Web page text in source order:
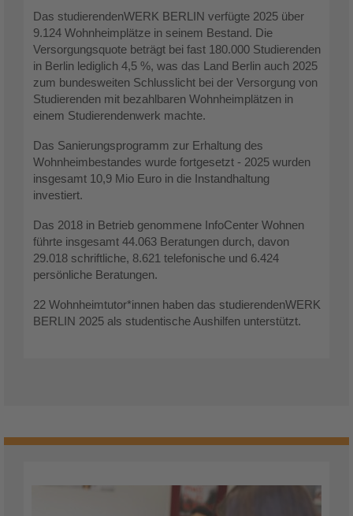
Das studierendenWERK BERLIN verfügte 2025 über
9.124 Wohnheimplätze in seinem Bestand. Die
Versorgungsquote beträgt bei fast 180.000 Studierenden
in Berlin lediglich 4,5 %, was das Land Berlin auch 2025
zum bundesweiten Schlusslicht bei der Versorgung von
Studierenden mit bezahlbaren Wohnheimplätzen in
einem Studierendenwerk machte.
Das Sanierungsprogramm zur Erhaltung des
Wohnheimbestandes wurde fortgesetzt - 2025 wurden
insgesamt 10,9 Mio Euro in die Instandhaltung
investiert.
Das 2018 in Betrieb genommene InfoCenter Wohnen
führte insgesamt 44.063 Beratungen durch, davon
29.018 schriftliche, 8.621 telefonische und 6.424
persönliche Beratungen.
22 Wohnheimtutor*innen haben das studierendenWERK
BERLIN 2025 als studentische Aushilfen unterstützt.